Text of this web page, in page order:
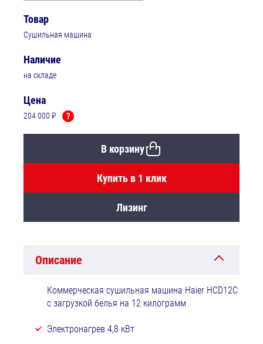
Товар
Сушильная машина
Наличие
на складе
Цена
204 000 ₽ ?
В корзину
Купить в 1 клик
Лизинг
Описание
Коммерческая сушильная машина Haier HCD12C
с загрузкой белья на 12 килограмм
Электронагрев 4,8 кВт